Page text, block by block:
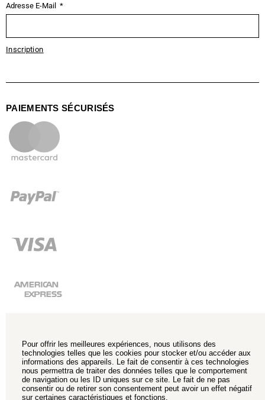
Adresse E-Mail
Inscription
PAIEMENTS SÉCURISÉS
Pour offrir les meilleures expériences, nous utilisons des
technologies telles que les cookies pour stocker et/ou accéder aux
informations des appareils. Le fait de consentir à ces technologies
nous permettra de traiter des données telles que le comportement
de navigation ou les ID uniques sur ce site. Le fait de ne pas
consentir ou de retirer son consentement peut avoir un effet négatif
sur certaines caractéristiques et fonctions.